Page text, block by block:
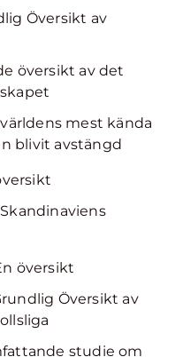
Översikt av
översikt av det
mest kända
blivit avstängd
översikt
Översikt av
studie om